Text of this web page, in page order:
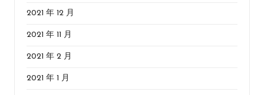
2021 年 12 月
2021 年 11 月
2021 年 2 月
2021 年 1 月